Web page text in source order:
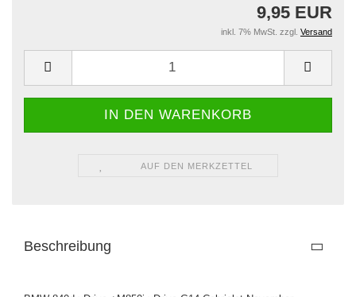
9,95 EUR
inkl. 7% MwSt. zzgl. Versand
AUF DEN MERKZETTEL
Beschreibung